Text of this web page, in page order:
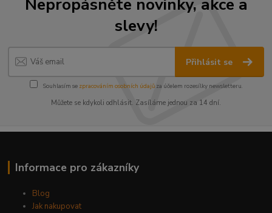
slevy!
Přihlásit se
Souhlasím se zpracováním osobních údajůza účelem rozesílky newsletteru.
Můžete se kdykoli odhlásit. Zasíláme jednou za 14 dní.
Informace pro zákazníky
Blog
Jak nakupovat